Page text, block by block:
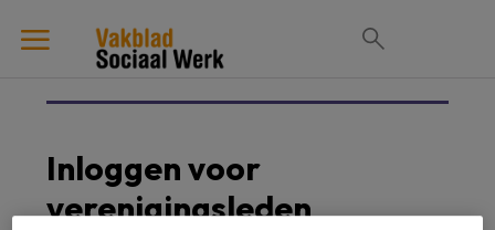
Inloggen voor
verenigingsleden